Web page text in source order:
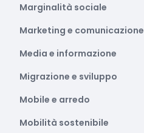
Marginalità sociale
Marketing e comunicazione
Media e informazione
Migrazione e sviluppo
Mobile e arredo
Mobilità sostenibile